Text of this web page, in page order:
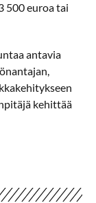
500 euroa tai
antavia
kehittää